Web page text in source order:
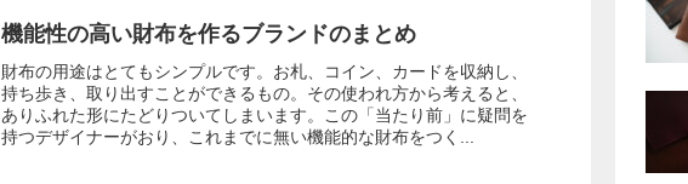
機能性の高い財布を作るブランドのまとめ
財布の用途はとてもシンプルです。お札、コイン、カードを収納し、
持ち歩き、取り出すことができるもの。その使われ方から考えると、
ありふれた形にたどりついてしまいます。この「当たり前」に疑問を
持つデザイナーがおり、これまでに無い機能的な財布をつく...